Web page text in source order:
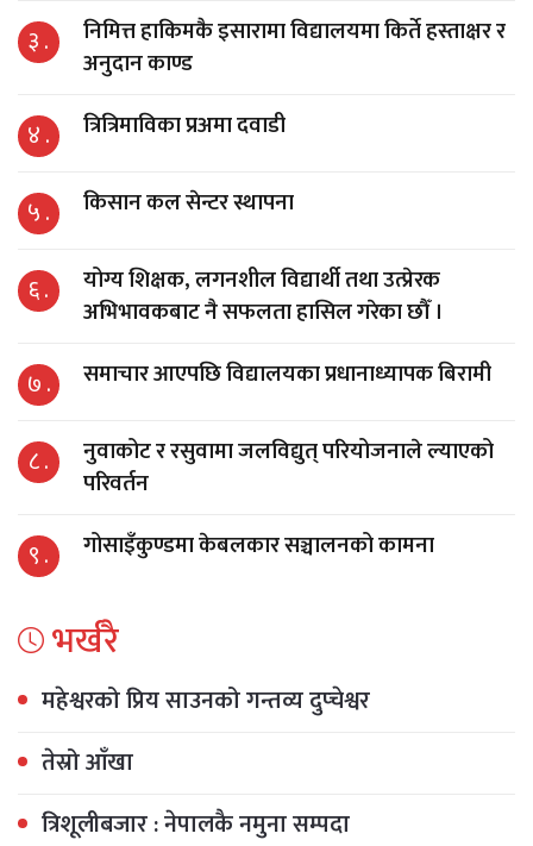
३ .
निमित्त हाकिमकै इसारामा विद्यालयमा किर्ते हस्ताक्षर र
अनुदान काण्ड
४ . त्रित्रिमाविका प्रअमा दवाडी
५ . किसान कल सेन्टर स्थापना
६ .
योग्य शिक्षक, लगनशील विद्यार्थी तथा उत्प्रेरक
अभिभावकबाट नै सफलता हासिल गरेका छौँ ।
७ . समाचार आएपछि विद्यालयका प्रधानाध्यापक बिरामी
८ .
नुवाकोट र रसुवामा जलविद्युत् परियोजनाले ल्याएको
परिवर्तन
९ . गोसाइँकुण्डमा केबलकार सञ्चालनको कामना
भर्खरै
महेश्वरको प्रिय साउनको गन्तव्य दुप्चेश्वर
तेस्रो आँखा
त्रिशूलीबजार : नेपालकै नमुना सम्पदा